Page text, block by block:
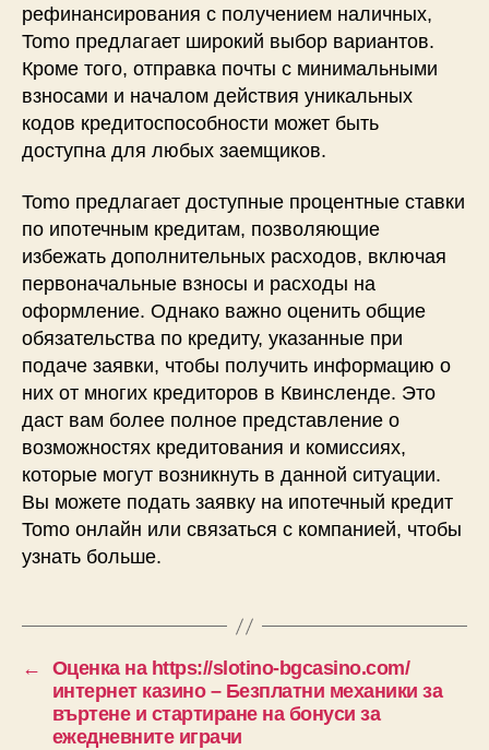
рефинансирования с получением наличных,
Tomo предлагает широкий выбор вариантов.
Кроме того, отправка почты с минимальными
взносами и началом действия уникальных
кодов кредитоспособности может быть
доступна для любых заемщиков.
Tomo предлагает доступные процентные ставки
по ипотечным кредитам, позволяющие
избежать дополнительных расходов, включая
первоначальные взносы и расходы на
оформление. Однако важно оценить общие
обязательства по кредиту, указанные при
подаче заявки, чтобы получить информацию о
них от многих кредиторов в Квинсленде. Это
даст вам более полное представление о
возможностях кредитования и комиссиях,
которые могут возникнуть в данной ситуации.
Вы можете подать заявку на ипотечный кредит
Tomo онлайн или связаться с компанией, чтобы
узнать больше.
←
Оценка на https://slotino-bgcasino.com/
интернет казино – Безплатни механики за
въртене и стартиране на бонуси за
ежедневните играчи